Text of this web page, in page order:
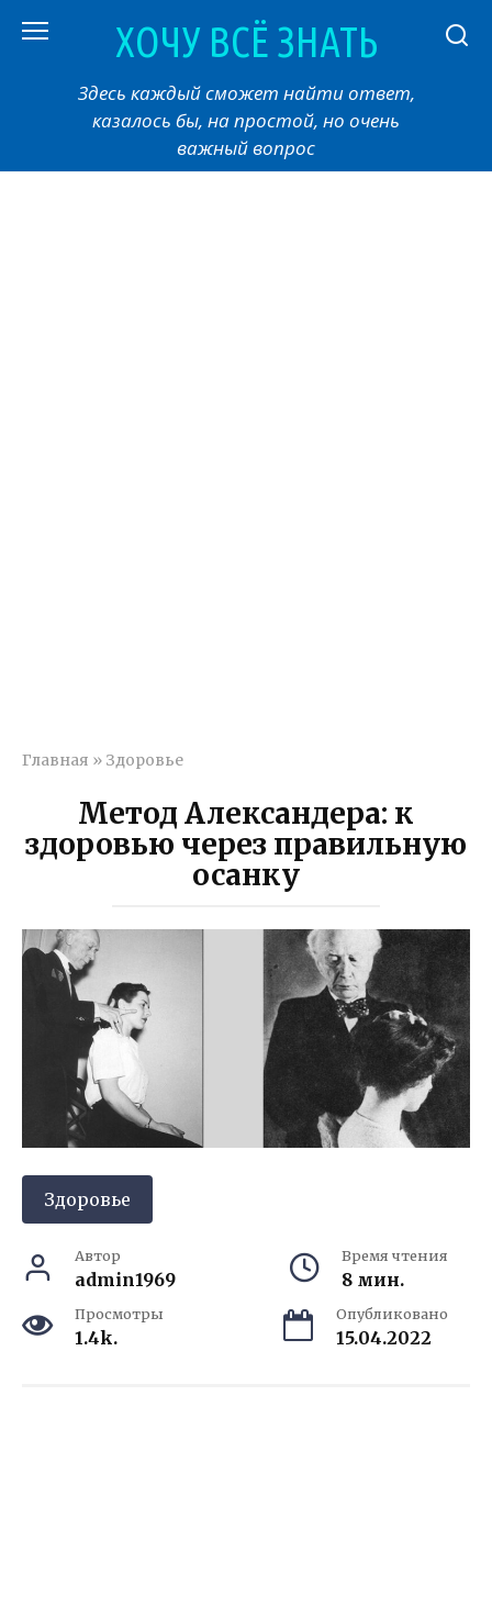
ХОЧУ ВСЁ ЗНАТЬ
Здесь каждый сможет найти ответ,
казалось бы, на простой, но очень
важный вопрос
Главная » Здоровье
Метод Александера: к
здоровью через правильную
осанку
Здоровье
Автор
admin1969
Время чтения
8 мин.
Просмотры
1.4k.
Опубликовано
15.04.2022